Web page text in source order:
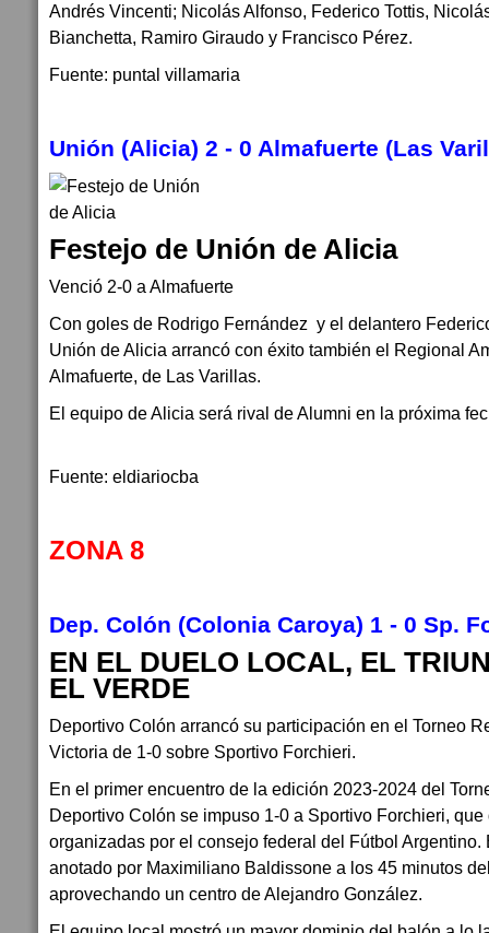
Andrés Vincenti; Nicolás Alfonso, Federico Tottis,
Bianchetta, Ramiro Giraudo y Francisco Pérez.
Fuente: puntal villamaria
Unión (Alicia) 2 - 0 Almafuerte (Las
Festejo de Unión de Alicia
Venció 2-0 a Almafuerte
Con goles de Rodrigo Fernández y el delantero
Unión de Alicia arrancó con éxito también el Regional
Almafuerte, de Las Varillas.
El equipo de Alicia será rival de Alumni en la próxima
Fuente: eldiariocba
ZONA 8
Dep. Colón (Colonia Caroya) 1 - 0 Sp.
EN EL DUELO LOCAL, EL
EL VERDE
Deportivo Colón arrancó su participación en el Torneo
Victoria de 1-0 sobre Sportivo Forchieri.
En el primer encuentro de la edición 2023-2024 del
Deportivo Colón se impuso 1-0 a Sportivo Forchieri,
organizadas por el consejo federal del Fútbol
anotado por Maximiliano Baldissone a los 45 minutos
aprovechando un centro de Alejandro González.